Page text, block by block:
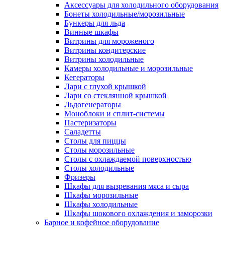
Аксессуары для холодильного оборудования
Бонеты холодильные/морозильные
Бункеры для льда
Винные шкафы
Витрины для мороженого
Витрины кондитерские
Витрины холодильные
Камеры холодильные и морозильные
Кегераторы
Лари с глухой крышкой
Лари со стеклянной крышкой
Льдогенераторы
Моноблоки и сплит-системы
Пастеризаторы
Саладетты
Столы для пиццы
Столы морозильные
Столы с охлаждаемой поверхностью
Столы холодильные
Фризеры
Шкафы для вызревания мяса и сыра
Шкафы морозильные
Шкафы холодильные
Шкафы шокового охлаждения и заморозки
Барное и кофейное оборудование